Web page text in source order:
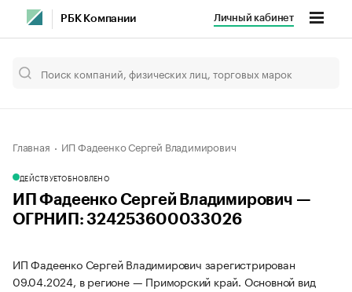
РБК Компании Личный кабинет
Главная ИП Фадеенко Сергей Владимирович
ДЕЙСТВУЕТОБНОВЛЕНО
ИП Фадеенко Сергей Владимирович —
ОГРНИП: 324253600033026
ИП Фадеенко Сергей Владимирович зарегистрирован
09.04.2024, в регионе — Приморский край. Основной вид